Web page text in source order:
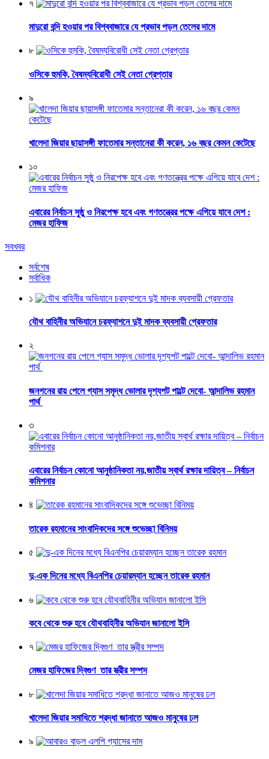
৭
মাদুরো বন্দি হওয়ার পর বিশ্ববাজারে যে প্রভাব পড়ল তেলের দামে
৮
ওসিকে হুমকি, বৈষম্যবিরোধী সেই নেতা গ্রেপ্তার
৯
খালেদা জিয়ার ছায়াসঙ্গী ফাতেমার সন্তানেরা কী করেন, ১৬ বছর কেমন কেটেছে
১০
এবারের নির্বাচন সুষ্ঠু ও নিরপেক্ষ হবে এবং গণতন্ত্রের পক্ষে এগিয়ে যাবে দেশ :
মেজর হাফিজ
সবখবর
সর্বশেষ
সর্বাধিক
১
যৌথ বাহিনীর অভিযানে চরফ্যাশনে দুই মাদক ব্যবসায়ী গ্রেফতার
২
জনগনের রায় পেলে গ্যাস সমৃদ্ধ ভোলার দৃশ্যপট পাল্টে দেবো- আন্দালিভ রহমান
পার্থ
৩
এবারের নির্বাচন কোনো আনুষ্ঠানিকতা নয়,জাতীয় স্বার্থ রক্ষার দায়িত্ব – নির্বাচন
কমিশনার
৪
তারেক রহমানের সাংবাদিকদের সঙ্গে শুভেচ্ছা বিনিময়
৫
দু-এক দিনের মধ্যে বিএনপির চেয়ারম্যান হচ্ছেন তারেক রহমান
৬
কবে থেকে শুরু হবে যৌথবাহিনীর অভিযান জানালো ইসি
৭
মেজর হাফিজের দ্বিগুণ তার স্ত্রীর সম্পদ
৮
খালেদা জিয়ার সমাধিতে শ্রদ্ধা জানাতে আজও মানুষের ঢল
৯